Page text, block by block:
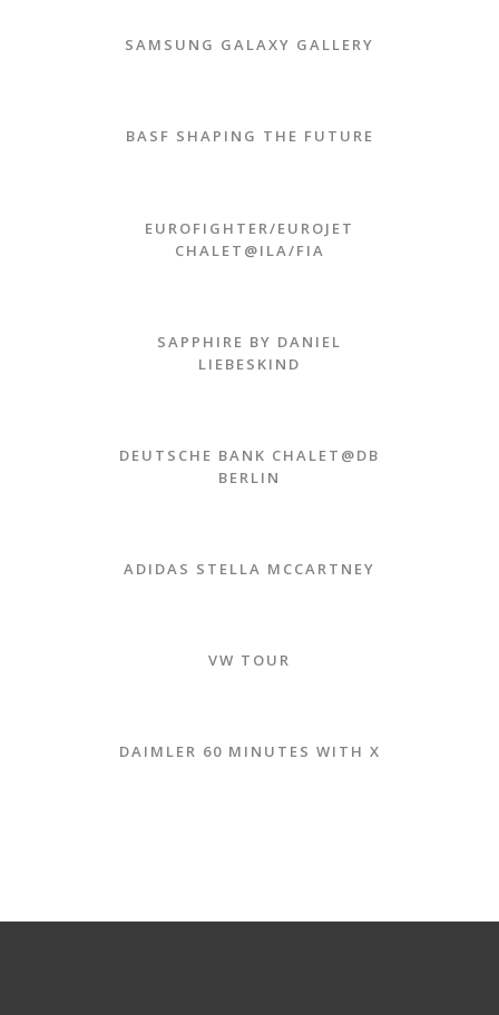
SAMSUNG GALAXY GALLERY
BASF SHAPING THE FUTURE
EUROFIGHTER/EUROJET
CHALET@ILA/FIA
SAPPHIRE BY DANIEL
LIEBESKIND
DEUTSCHE BANK CHALET@DB
BERLIN
ADIDAS STELLA MCCARTNEY
VW TOUR
DAIMLER 60 MINUTES WITH X